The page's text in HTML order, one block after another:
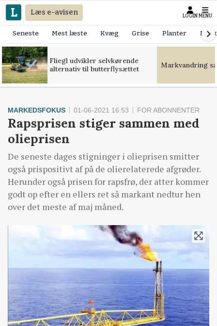
Læs e-avisen LOGIN MENU
Seneste Mest læste Kvæg Grise Planter
Fliegl udvikler selvkørende
alternativ til butterflysættet
Markvandring
MARKEDSFOKUS 01-06-2021 16:53 FOR ABONNENTER
Rapsprisen stiger sammen med
olieprisen
De seneste dages stigninger i olieprisen smitter
også prispositivt af på de olierelaterede afgrøder.
Herunder også prisen for rapsfrø, der atter kommer
godt op efter en ellers ret så markant nedtur hen
over det meste af maj måned.